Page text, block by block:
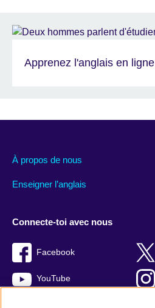
Apprenez l'anglais en ligne
À propos de nous
Enseigner l’anglais
Connecte-toi avec nous
Facebook
YouTube